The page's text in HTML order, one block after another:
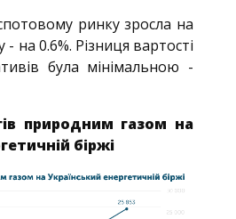
ринку зросла на
на 0.6%. Різниця вартості
була мінімальною -
природним газом на
біржі